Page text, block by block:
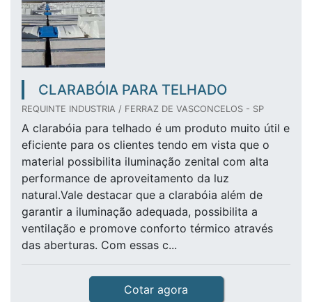
CLARABÓIA PARA TELHADO
REQUINTE INDUSTRIA / FERRAZ DE VASCONCELOS - SP
A clarabóia para telhado é um produto muito útil e
eficiente para os clientes tendo em vista que o
material possibilita iluminação zenital com alta
performance de aproveitamento da luz
natural.Vale destacar que a clarabóia além de
garantir a iluminação adequada, possibilita a
ventilação e promove conforto térmico através
das aberturas. Com essas c...
Cotar agora